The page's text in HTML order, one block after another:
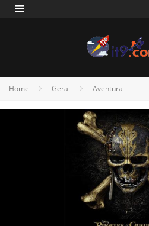
Home Geral Aventura